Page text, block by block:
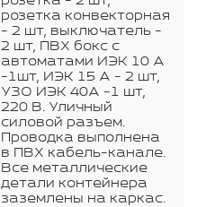
розетка конвекторная
- 2 шт, выключатель -
2 шт, ПВХ бокс с
автоматами ИЭК 10 А
-1шт, ИЭК 15 А - 2 шт,
УЗО ИЭК 40А -1 шт,
220 В. Уличный
силовой разъем.
Проводка выполнена
в ПВХ кабель-канале.
Все металлические
детали контейнера
заземлены на каркас.